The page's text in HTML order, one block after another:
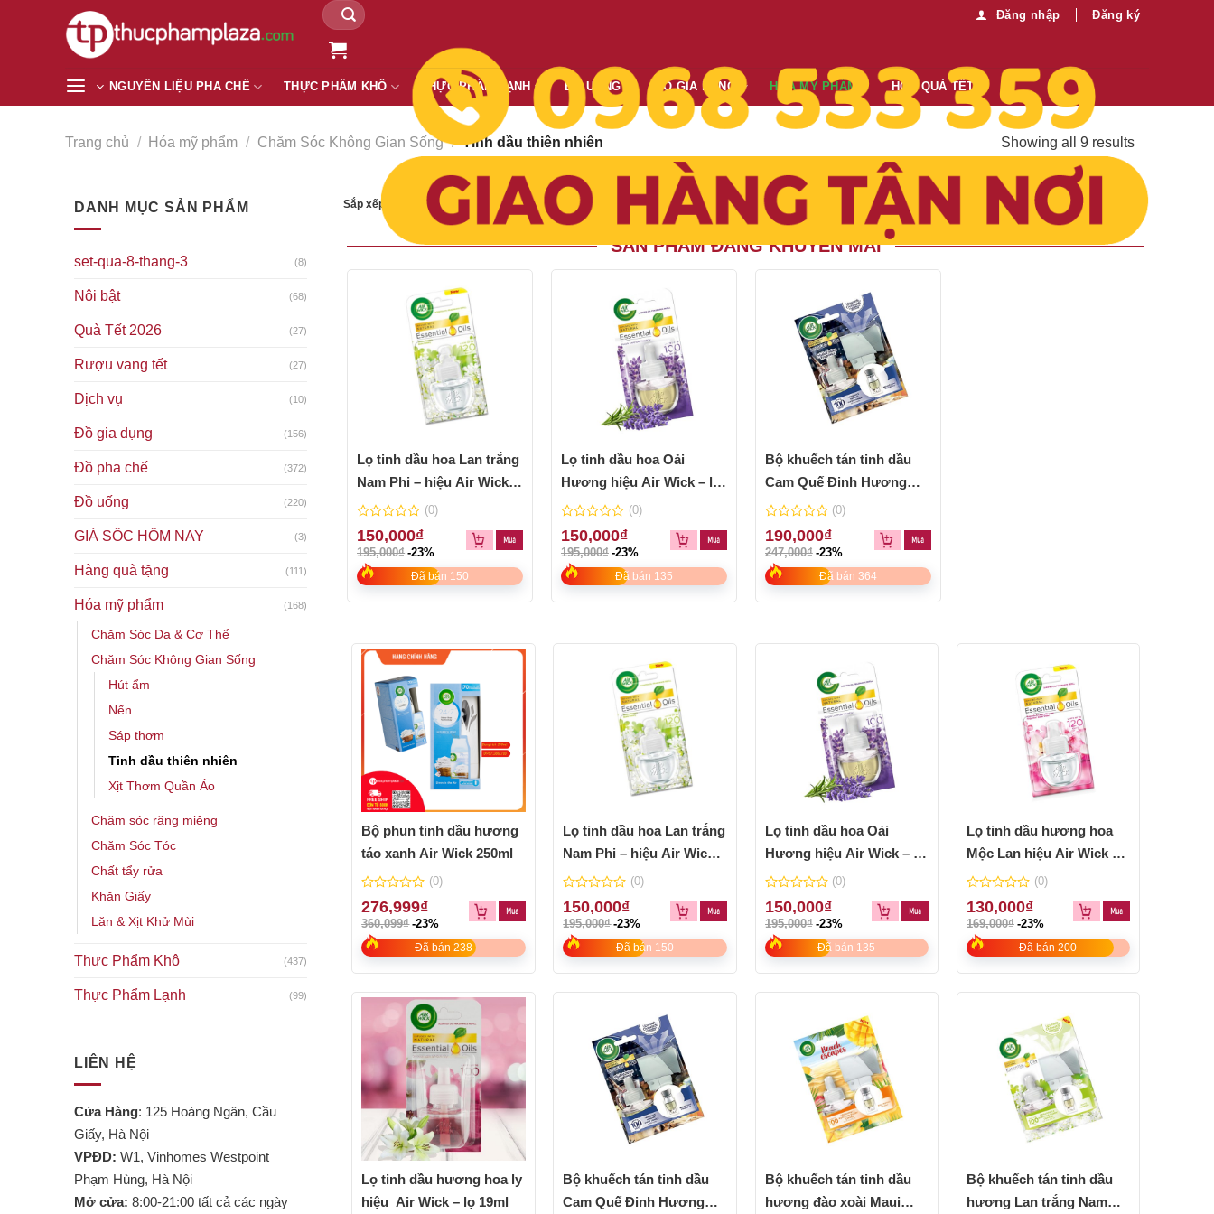
Tìm
kiếm:
Đăng nhập Đăng ký
NGUYÊN LIỆU PHA CHẾ THỰC PHẨM KHÔ THỰC PHẨM LẠNH ĐỒ UỐNG ĐỒ GIA DỤNG HÓA MỸ PHẨM HỘP QUÀ TẾT
Trang chủ / Hóa mỹ phẩm / Chăm Sóc Không Gian Sống / Tinh dầu thiên nhiên Showing all 9 results
DANH MỤC SẢN PHẨM
set-qua-8-thang-3 (8)
Nôi bật (68)
Quà Tết 2026 (27)
Rượu vang tết (27)
Dịch vụ (10)
Đồ gia dụng (156)
Đồ pha chế (372)
Đồ uống (220)
GIÁ SỐC HÔM NAY (3)
Hàng quà tặng (111)
Hóa mỹ phẩm (168)
Chăm Sóc Da & Cơ Thể
Chăm Sóc Không Gian Sống
Hút ẩm
Nến
Sáp thơm
Tinh dầu thiên nhiên
Xịt Thơm Quần Áo
Chăm sóc răng miệng
Chăm Sóc Tóc
Chất tẩy rửa
Khăn Giấy
Lăn & Xịt Khử Mùi
Thực Phẩm Khô (437)
Thực Phẩm Lạnh (99)
LIÊN HỆ
Cửa Hàng: 125 Hoàng Ngân, Cầu
Giấy, Hà Nội
VPĐD: W1, Vinhomes Westpoint
Phạm Hùng, Hà Nội
Mở cửa: 8:00-21:00 tất cả các ngày
Sắp xếp theo: Giá giảm dần Giá tăng dần Mới nhất Cũ nhất
SẢN PHẨM ĐANG KHUYẾN MÃI
Lọ tinh dầu hoa Lan trắng
Nam Phi – hiệu Air Wick
lọ 19ml
0
out
of
5
(0)
150,000₫
195,000₫ -23%
Đã bán 150
Lọ tinh dầu hoa Oải
Hương hiệu Air Wick – lọ
19ml
0
out
of
5
(0)
150,000₫
195,000₫ -23%
Đã bán 135
Bộ khuếch tán tinh dầu
Cam Quế Đinh Hương
Mulled Wine Fragrance –
hiệu Air Wick
0
out
of
5
(0)
190,000₫
247,000₫ -23%
Đã bán 364
Bộ phun tinh dầu hương
táo xanh Air Wick 250ml
0
out
of
5
(0)
276,999₫
360,099₫ -23%
Đã bán 238
Lọ tinh dầu hoa Lan trắng
Nam Phi – hiệu Air Wick
lọ 19ml
0
out
of
5
(0)
150,000₫
195,000₫ -23%
Đã bán 150
Lọ tinh dầu hoa Oải
Hương hiệu Air Wick – lọ
19ml
0
out
of
5
(0)
150,000₫
195,000₫ -23%
Đã bán 135
Lọ tinh dầu hương hoa
Mộc Lan hiệu Air Wick –
lọ 19ml
0
out
of
5
(0)
130,000₫
169,000₫ -23%
Đã bán 200
Lọ tinh dầu hương hoa ly
hiệu Air Wick – lọ 19ml
Bộ khuếch tán tinh dầu
Cam Quế Đinh Hương
Bộ khuếch tán tinh dầu
hương đào xoài Maui
Bộ khuếch tán tinh dầu
hương Lan trắng Nam